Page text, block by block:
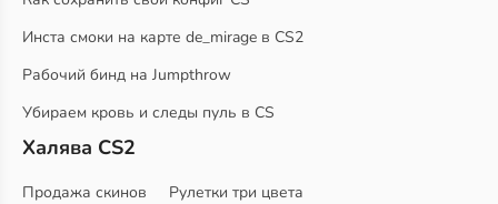
Инста смоки на карте de_mirage в CS2
Рабочий бинд на Jumpthrow
Убираем кровь и следы пуль в CS
Халява CS2
Продажа скинов
Рулетки три цвета